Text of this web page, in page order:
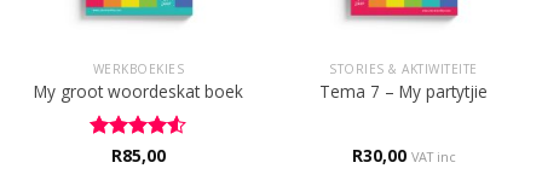
WERKBOEKIES
My groot woordeskat boek
Rated 4.5
R85,00
STORIES & AKTIWITEITE
Tema 7 – My partytjie
R30,00 VAT inc